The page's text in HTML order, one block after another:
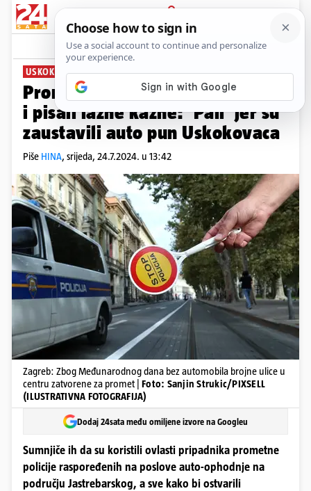
PRIJAVA
News Komentari
USKOK IH PRIJAVIO POLICIJI
Prometni policajci varali vozače
i pisali lažne kazne: 'Pali' jer su
zaustavili auto pun Uskokovaca
Piše HINA, srijeda, 24.7.2024. u 13:42
Zagreb: Zbog Međunarodnog dana bez automobila brojne ulice u
centru zatvorene za promet | Foto: Sanjin Strukic/PIXSELL
(ILUSTRATIVNA FOTOGRAFIJA)
Dodaj 24sata među omiljene izvore na Googleu
Sumnjiče ih da su koristili ovlasti pripadnika prometne
policije raspoređenih na poslove auto-ophodnje na
području Jastrebarskog, a sve kako bi ostvarili